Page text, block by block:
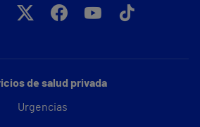
de salud privada
Urgencias